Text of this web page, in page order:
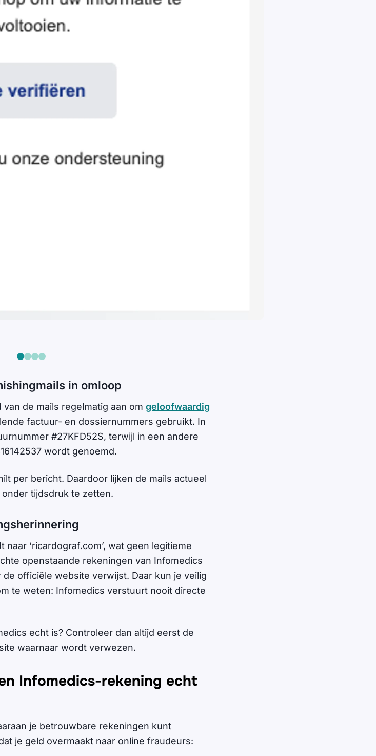
in omloop
de mails regelmatig aan om geloofwaardig
factuur- en dossiernummers gebruikt. In
#27KFD52S, terwijl in een andere
wordt genoemd.
per bericht. Daardoor lijken de mails actueel
tijdsdruk te zetten.
‘ricardograf.com’, wat geen legitieme
openstaande rekeningen van Infomedics
officiële website verwijst. Daar kun je veilig
te weten: Infomedics verstuurt nooit directe
echt is? Controleer dan altijd eerst de
waarnaar wordt verwezen.
Infomedics-rekening echt
je betrouwbare rekeningen kunt
je geld overmaakt naar online fraudeurs: